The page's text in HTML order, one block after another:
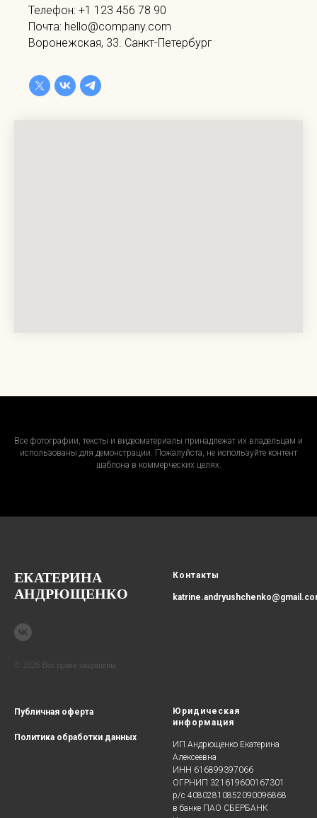
Телефон: +1 123 456 78 90
Почта: hello@company.com
Воронежская, 33. Санкт-Петербург
Все фотографии, тексты и видеоматериалы принадлежат их владельцам и
использованы для демонстрации. Пожалуйста, не используйте контент
шаблона в коммерческих целях.
ЕКАТЕРИНА
АНДРЮЩЕНКО
© 2026 Все права защищены.
Контакты
Публичная оферта
Политика обработки данных
Юридическая
информация
ИП Андрющенко Екатерина
Алексеевна
ИНН 616899397066
ОГРНИП 321619600167301
р/с 40802810852090096868
в банке ПАО СБЕРБАНК